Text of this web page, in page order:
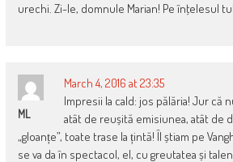
urechi. Zi-le, domnule Marian! Pe înţelesul
ML
March 4, 2016 at 23:35
Impresii la cald: jos pălăria! Jur că
atât de reușită emisiunea, atât de
„gloanțe”, toate trase la țintă! Îl știam pe
se va da în spectacol, el, cu greutatea și